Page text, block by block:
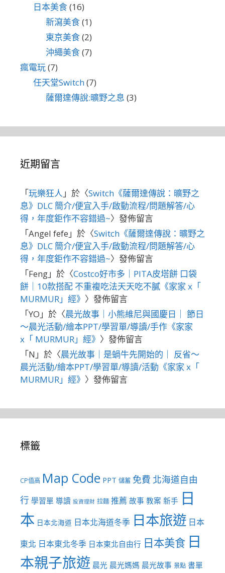
日本美食(16)
新瀉美食(1)
東京美食(2)
沖繩美食(7)
瘋電玩(7)
任天堂Switch(7)
薩爾達傳說:曠野之息 (3)
近期留言
「玩樂狂人 」於〈Switch《薩爾達傳說：曠野之
息》DLC 簡介/便宜入手/啟動流程/問題解答/心
得，年度鉅作不容錯過~〉發佈留言
「Angel fefe 」於〈Switch《薩爾達傳說：曠野之
息》DLC 簡介/便宜入手/啟動流程/問題解答/心
得，年度鉅作不容錯過~〉發佈留言
「Feng」於〈Costco好市多｜PITA皮塔餅 口袋
餅｜10款搭配 不重複吃法天天吃不膩《家家 x「
MURMUR」經》 〉發佈留言
「YO 」於〈晨光故事｜小熊維尼與國慶日｜ 節日
～晨光活動/繪本PPT/學習單/導讀/手作《家家
x「 MURMUR」經》 〉發佈留言
「N 」於〈晨光故事｜是蝸牛先開始的｜ 反省～
晨光活動/繪本PPT/學習單/導讀/活動《家家 x「
MURMUR」經》 〉發佈留言
標籤
CP值高 Map Code PPT 儲蓄 免費 北海道自由
行 學習單 導讀 投資理財 拉麵 推薦 故事 教案 新手 日
本 日本北海道 日本北海道冬季 日本旅遊 日本
東北 日本東北冬季 日本東北自由行 日本美食 日
本親子旅遊 晨光 晨光媽媽 晨光故事 景點 書單